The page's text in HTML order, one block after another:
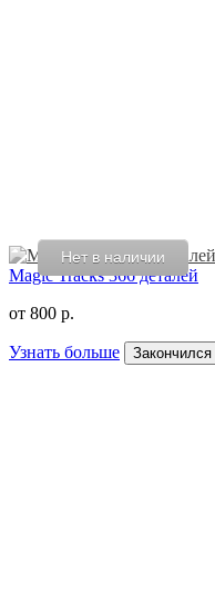
Нет в наличии
Magic Tracks 366 деталей
от 800 р.
Узнать больше Закончился